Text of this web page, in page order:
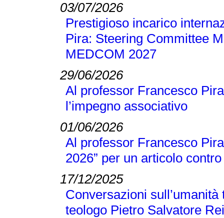
03/07/2026
Prestigioso incarico
Pira: Steering Committee
MEDCOM 2027
29/06/2026
Al professor Francesco
l’impegno associativo
01/06/2026
Al professor Francesco
2026” per un articolo
17/12/2025
Conversazioni
teologo Pietro Salvatore